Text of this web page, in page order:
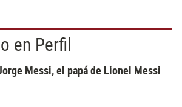
en Perfil
Messi, el papá de Lionel Messi